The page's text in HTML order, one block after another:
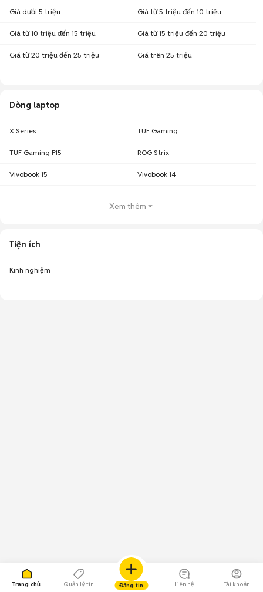
Trang chủ Quản lý tin Đăng tin Liên hệ Tài khoản
Giá dưới 5 triệu Giá từ 5 triệu đến 10 triệu
Giá từ 10 triệu đến 15 triệu Giá từ 15 triệu đến 20 triệu
Giá từ 20 triệu đến 25 triệu Giá trên 25 triệu
Dòng laptop
X Series TUF Gaming
TUF Gaming F15 ROG Strix
Vivobook 15 Vivobook 14
Xem thêm
Tiện ích
Kinh nghiệm